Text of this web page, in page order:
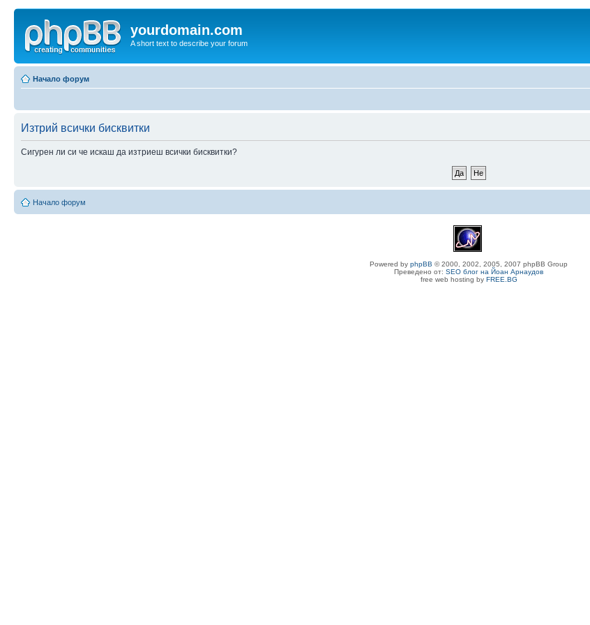
yourdomain.com
A short text to describe your forum
Начало форум
Изтрий всички бисквитки
Сигурен ли си че искаш да изтриеш всички бисквитки?
Начало форум
Powered by phpBB © 2000, 2002, 2005, 2007 phpBB Group
Преведено от: SEO блог на Йоан Арнаудов
free web hosting by FREE.BG